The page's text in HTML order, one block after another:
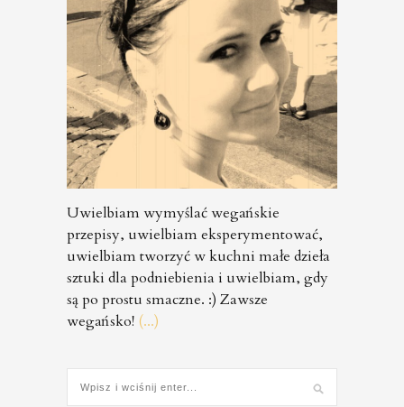
Uwielbiam wymyślać wegańskie
przepisy, uwielbiam eksperymentować,
uwielbiam tworzyć w kuchni małe dzieła
sztuki dla podniebienia i uwielbiam, gdy
są po prostu smaczne. :) Zawsze
wegańsko! (...)